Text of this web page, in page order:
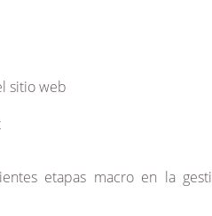
sitio web
etapas macro en la